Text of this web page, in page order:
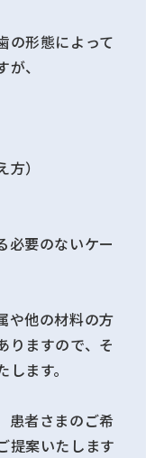
の形態によって
、
）
必要のないケー
や他の材料の方
りますので、そ
ます。
患者さまのご希
提案いたします